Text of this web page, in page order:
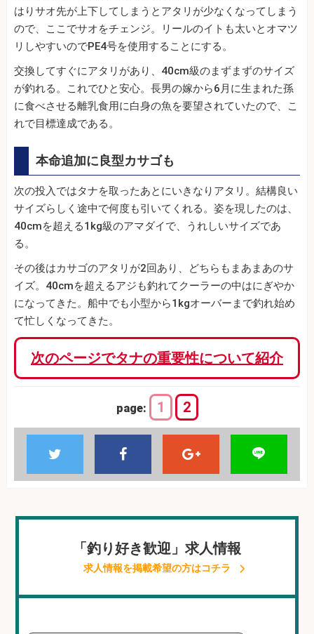
はりサオ先が上下してしまうとアタリが少なくなってしまう
ので、ここでサオをチェンジ。リールのイトも太いとオマツ
リしやすいのでPE4号を使用することにする。
交換してすぐにアタリがあり、40cm級のまずまずのサイズ
が釣れる。これでひと安心。長男の嫁から6月に生まれた孫
に食べさせる離乳食用に白身の魚を要望されていたので、こ
れで目標達成である。
本命追加に良型カサゴも
次の投入ではタナを取ったあとにいきなりアタリ。結構良い
サイズらしく途中で何度も引いてくれる。姿を現したのは、
40cmを超える1kg級のアマダイで、うれしいサイズであ
る。
その後はカサゴのアタリが2回あり、どちらもまあまあのサ
イズ。40cmを超えるアジも釣れてクーラーの中はにぎやか
になってきた。船中でも小型から1kgオーバーまで釣れ始め
て忙しくなってきた。
次のページでタナの重要性について紹介
page: 1 2
「釣り好き歓迎」求人情報
求人情報を掲載希望の方はコチラ